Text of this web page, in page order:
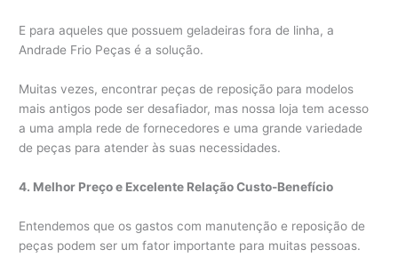
E para aqueles que possuem geladeiras fora de linha, a
Andrade Frio Peças é a solução.
Muitas vezes, encontrar peças de reposição para modelos
mais antigos pode ser desafiador, mas nossa loja tem acesso
a uma ampla rede de fornecedores e uma grande variedade
de peças para atender às suas necessidades.
4. Melhor Preço e Excelente Relação Custo-Benefício
Entendemos que os gastos com manutenção e reposição de
peças podem ser um fator importante para muitas pessoas.